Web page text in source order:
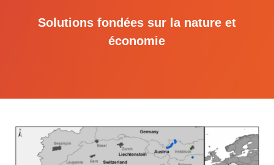
Solutions fondées sur la nature et
économie